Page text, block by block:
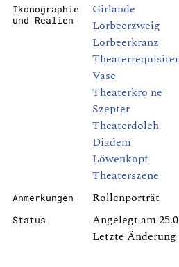
Ikonographie
und Realien
Girlande
Lorbeerzweig
Lorbeerkranz
Vase
Theaterkro ne
Szepter
Theaterdolch
Diadem
Löwenkopf
Theaterszene
Anmerkungen Rollenporträt
Status
Angelegt am
Letzte Änderung